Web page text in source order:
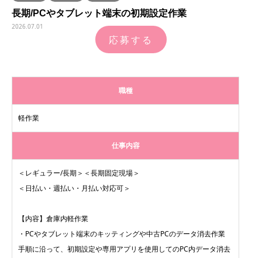
長期/PCやタブレット端末の初期設定作業
2026.07.01
応募する
職種
軽作業
仕事内容
＜レギュラー/長期＞＜長期固定現場＞
＜日払い・週払い・月払い対応可＞
【内容】倉庫内軽作業
・PCやタブレット端末のキッティングや中古PCのデータ消去作業
手順に沿って、初期設定や専用アプリを使用してのPC内データ消去